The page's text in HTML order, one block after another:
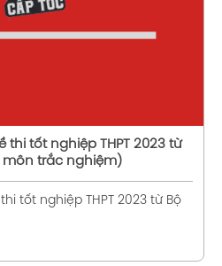
thi tốt nghiệp THPT 2023 từ
môn trắc nghiệm)
tốt nghiệp THPT 2023 từ Bộ